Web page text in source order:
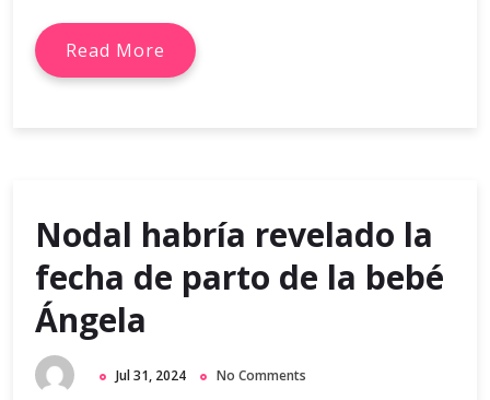
Read More
Nodal habría revelado la
fecha de parto de la bebé
Ángela
Jul 31, 2024 No Comments